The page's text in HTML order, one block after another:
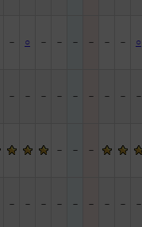
－ ○ － － － － － － ○
－ － － － － － － － －
－ － －
－ － － － － － － － －